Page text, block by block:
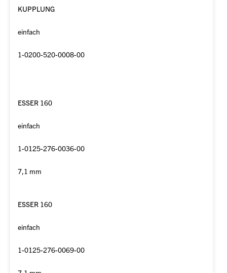
KUPPLUNG
einfach
1-0200-520-0008-00
ESSER 160
einfach
1-0125-276-0036-00
7,1 mm
ESSER 160
einfach
1-0125-276-0069-00